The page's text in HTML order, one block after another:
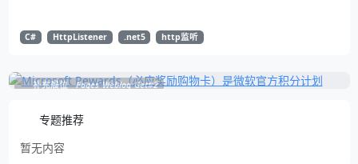
C# HttpListener .net5 http监听
补充展位 Pages_Weblog_Get#2
专题推荐
暂无内容